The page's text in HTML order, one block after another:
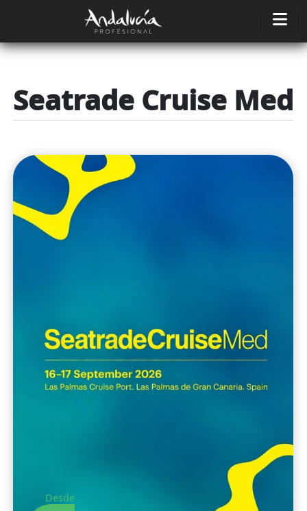
Pasar al contenido principal
Seatrade Cruise Med
Desde